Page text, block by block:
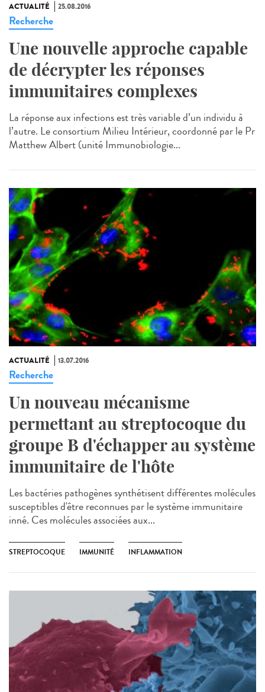
ACTUALITÉ 25.08.2016
Recherche
Une nouvelle approche capable
de décrypter les réponses
immunitaires complexes
La réponse aux infections est très variable d’un individu à
l’autre. Le consortium Milieu Intérieur, coordonné par le Pr
Matthew Albert (unité Immunobiologie...
ACTUALITÉ 13.07.2016
Recherche
Un nouveau mécanisme
permettant au streptocoque du
groupe B d'échapper au système
immunitaire de l'hôte
Les bactéries pathogènes synthétisent différentes molécules
susceptibles d'être reconnues par le système immunitaire
inné. Ces molécules associées aux...
STREPTOCOQUE IMMUNITÉ INFLAMMATION